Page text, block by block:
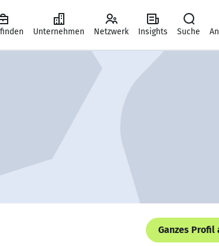
Unternehmen Netzwerk Insights Suche
Ganzes Profil